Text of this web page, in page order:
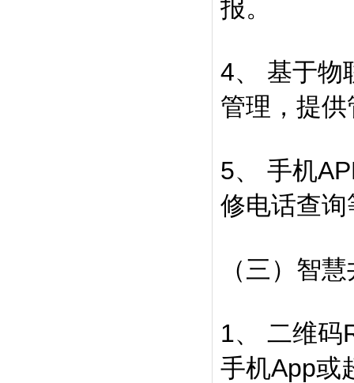
报。
4、 基于物
管理，提
5、 手机
修电话查
（三）智
1、 二维码
手机App或